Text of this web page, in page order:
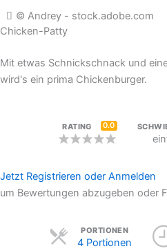
© Andrey - stock.adobe.com
Chicken-Patty
Mit etwas Schnickschnack und
wird's ein prima Chickenburger.
RATING 0.0
Jetzt Registrieren oder Anmelden
um Bewertungen abzugeben oder
PORTIONEN
4 Portionen